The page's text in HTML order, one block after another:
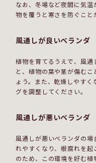
なお、冬場など夜間に気
物を覆うと寒さを防ぐこと
風通しが良いベランダ
植物を育てるうえで、風通
と、植物の葉や茎が傷む
ょう。また、乾燥しやす
グを調整してください。
風通しが悪いベランダ
風通しが悪いベランダの
れやすくなり、根腐れを起
のため、この環境を好む植